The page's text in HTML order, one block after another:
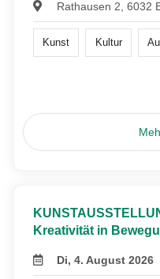
Rathausen 2, 6032
Kunst Kultur
Kreativität in
Di, 4. August 2026